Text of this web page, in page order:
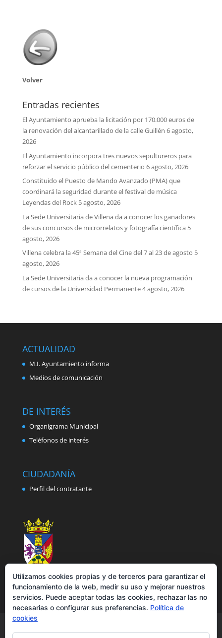
Volver
Entradas recientes
El Ayuntamiento aprueba la licitación por 170.000 euros de
la renovación del alcantarillado de la calle Guillén 6 agosto,
2026
El Ayuntamiento incorpora tres nuevos sepultureros para
reforzar el servicio público del cementerio 6 agosto, 2026
Constituido el Puesto de Mando Avanzado (PMA) que
coordinará la seguridad durante el festival de música
Leyendas del Rock 5 agosto, 2026
La Sede Universitaria de Villena da a conocer los ganadores
de sus concursos de microrrelatos y fotografía científica 5
agosto, 2026
Villena celebra la 45ª Semana del Cine del 7 al 23 de agosto 5
agosto, 2026
La Sede Universitaria da a conocer la nueva programación
de cursos de la Universidad Permanente4 agosto, 2026
ACTUALIDAD
M.I. Ayuntamiento informa
Medios de comunicación
DE INTERÉS
Organigrama Municipal
Teléfonos de interés
CIUDADANÍA
Perfil del contratante
Utilizamos cookies propias y de terceros para garantizar el
funcionamiento de la web, medir su uso y mejorar nuestros
servicios. Puede aceptar todas las cookies, rechazar las no
necesarias o configurar sus preferencias. Política de
cookies